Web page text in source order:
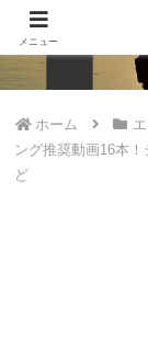
ホーム
ング推奨動画16本
ど
メニュー